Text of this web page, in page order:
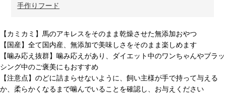
手作りフード
【カミカミ】馬のアキレスをそのまま乾燥させた無添加おやつ
【国産】全て国内産、無添加で美味しさをそのまま楽しめます
【噛み応え抜群】噛み応えがあり、ダイエット中のワンちゃんやブラッ
シング中のご褒美にもおすすめ
【注意点】のどに詰まらせないように、飼い主様が手で持って与える
か、柔らかくなるまで噛んでいることを確認し、お与えください